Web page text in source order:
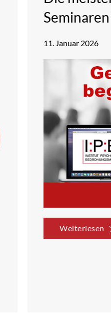
11. Januar 2026
Weiterlesen